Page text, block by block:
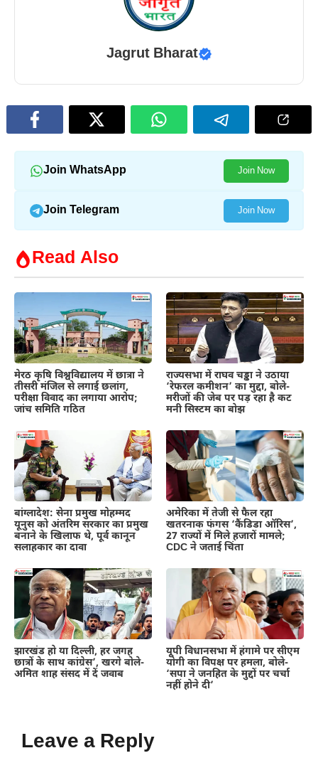
Jagrut Bharat
Join WhatsApp Join Now
Join Telegram Join Now
Read Also
मेरठ कृषि विश्वविद्यालय में छात्रा ने
तीसरी मंजिल से लगाई छलांग,
परीक्षा विवाद का लगाया आरोप;
जांच समिति गठित
राज्यसभा में राघव चड्ढा ने उठाया
‘रेफरल कमीशन’ का मुद्दा, बोले-
मरीजों की जेब पर पड़ रहा है कट
मनी सिस्टम का बोझ
बांग्लादेश: सेना प्रमुख मोहम्मद
यूनुस को अंतरिम सरकार का प्रमुख
बनाने के खिलाफ थे, पूर्व कानून
सलाहकार का दावा
अमेरिका में तेजी से फैल रहा
खतरनाक फंगस ‘कैंडिडा ऑरिस’,
27 राज्यों में मिले हजारों मामले;
CDC ने जताई चिंता
झारखंड हो या दिल्ली, हर जगह
छात्रों के साथ कांग्रेस’, खरगे बोले-
अमित शाह संसद में दें जवाब
यूपी विधानसभा में हंगामे पर सीएम
योगी का विपक्ष पर हमला, बोले-
‘सपा ने जनहित के मुद्दों पर चर्चा
नहीं होने दी’
Leave a Reply